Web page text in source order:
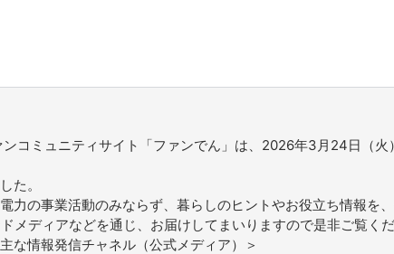
コミュニティサイト「ファンでん」は、2026年3月24日（火
た。
力の事業活動のみならず、暮らしのヒントやお役立ち情報を
メディアなどを通じ、お届けしてまいりますので是非ご覧くだ
な情報発信チャネル（公式メディア）＞